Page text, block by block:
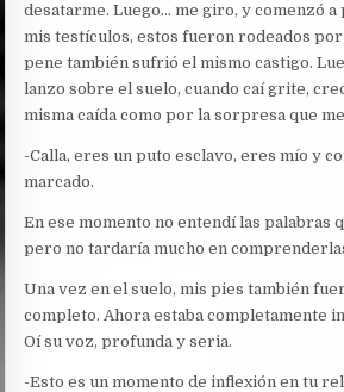
desatarme. Luego… me giro, y comenzó
mis testículos, estos fueron rodeados
pene también sufrió el mismo castigo.
lanzo sobre el suelo, cuando caí grite,
misma caída como por la sorpresa que
-Calla, eres un puto esclavo, eres mío y
marcado.
En ese momento no entendí las palabras
pero no tardaría mucho en
Una vez en el suelo, mis pies también
completo. Ahora estaba completamente
Oí su voz, profunda y seria.
-Esto es un momento de inflexión en tu